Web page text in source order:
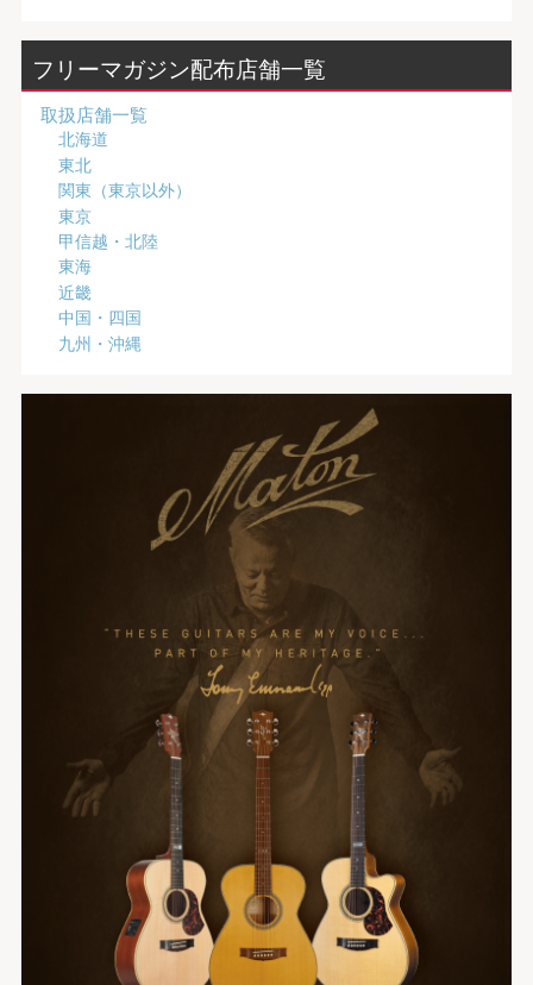
フリーマガジン配布店舗一覧
取扱店舗一覧
北海道
東北
関東（東京以外）
東京
甲信越・北陸
東海
近畿
中国・四国
九州・沖縄